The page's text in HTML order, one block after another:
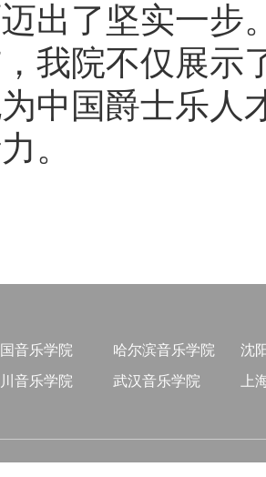
出了坚实一步
我院不仅展示
中国爵士乐人
。
音乐学院 哈尔滨音乐学院
沈
音乐学院 武汉音乐学院 上